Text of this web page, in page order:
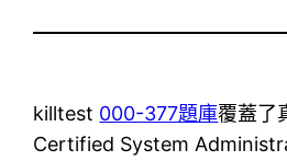
killtest 000-377題庫覆蓋了
Certified System